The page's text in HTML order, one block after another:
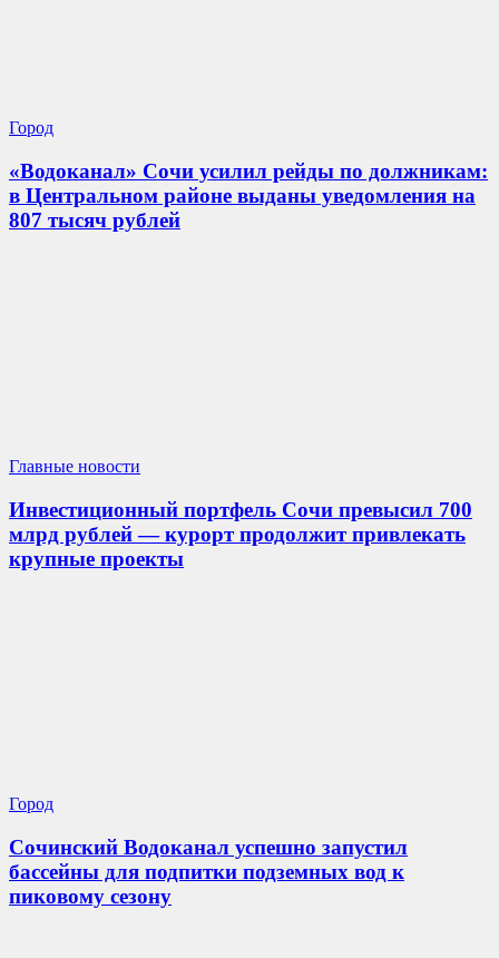
Город
«Водоканал» Сочи усилил рейды по должникам:
в Центральном районе выданы уведомления на
807 тысяч рублей
Главные новости
Инвестиционный портфель Сочи превысил 700
млрд рублей — курорт продолжит привлекать
крупные проекты
Город
Сочинский Водоканал успешно запустил
бассейны для подпитки подземных вод к
пиковому сезону